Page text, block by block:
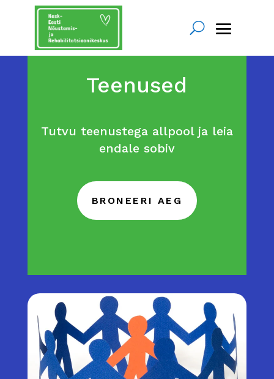
Teenused
Tutvu teenustega allpool ja leia
endale sobiv
BRONEERI AEG